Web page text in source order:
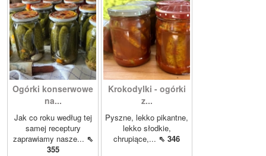
Ogórki konserwowe
na...
Jak co roku według tej
samej receptury
zaprawiamy nasze... ⇖
355
Krokodylki - ogórki
z...
Pyszne, lekko pikantne,
lekko słodkie,
chrupiące,... ⇖ 346